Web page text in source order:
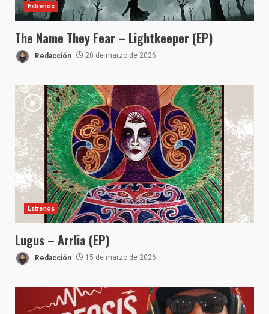
Estrenos
The Name They Fear – Lightkeeper (EP)
Redacción 20 de marzo de 2026
Estrenos
Lugus – Arrlia (EP)
Redacción 15 de marzo de 2026